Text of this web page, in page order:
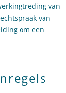
van
van
om een